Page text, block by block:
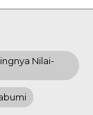
Nilai-